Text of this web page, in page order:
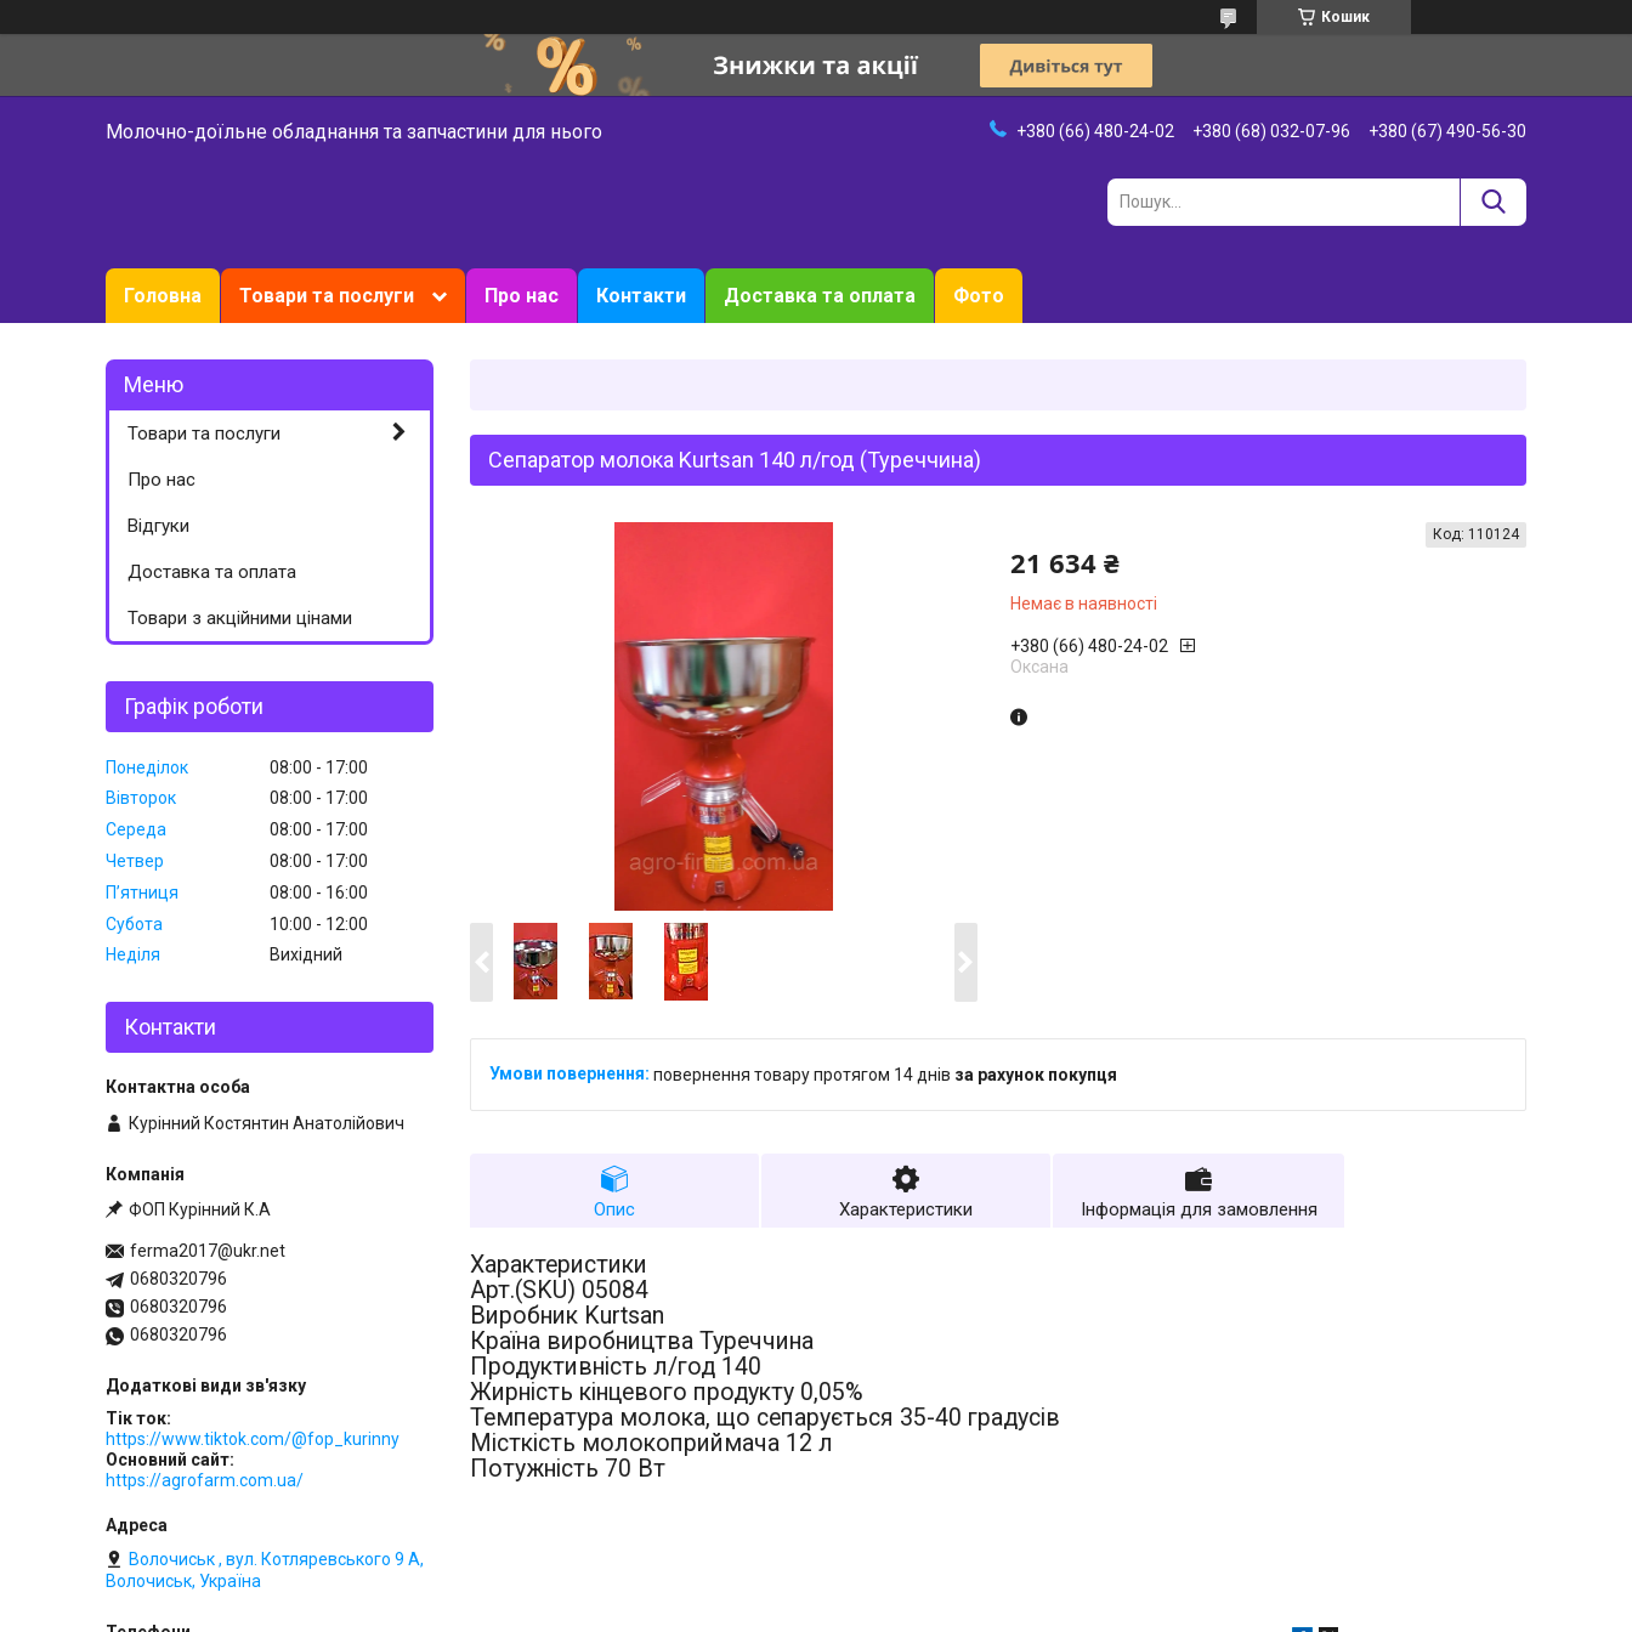
Кошик
Молочно-доїльне обладнання та запчастини для нього +380 (66) 480-24-02 +380 (68) 032-07-96 +380 (67) 490-56-30
Головна Товари та послуги Про нас Контакти Доставка та оплата Фото
Сепаратор молока Kurtsan 140 л/год (Туреччина)
21 634 ₴
Немає в наявності
Код: 110124
+380 (66) 480-24-02
Оксана
повернення товару протягом 14 днів за рахунок покупця
Опис Характеристики Інформація для замовлення
Характеристики
Арт.(SKU) 05084
Виробник Kurtsan
Країна виробництва Туреччина
Продуктивність л/год 140
Жирність кінцевого продукту 0,05%
Температура молока, що сепарується 35-40 градусів
Місткість молокоприймача 12 л
Потужність 70 Вт
Товари та послуги
Про нас
Відгуки
Доставка та оплата
Товари з акційними цінами
Графік роботи
Понеділок 08:00
17:00
Вівторок
08:00
17:00
Середа
08:00
17:00
Четвер
08:00
17:00
Пʼятниця
08:00
16:00
Субота
10:00
12:00
Неділя
Вихідний
Контакти
Курінний Костянтин Анатолійович
ФОП Курінний К.А
ferma2017@ukr.net
0680320796
0680320796
0680320796
Тік ток
https://www.tiktok.com/@fop_kurinny
Основний сайт
https://agrofarm.com.ua/
Волочиськ , вул. Котляревського 9 А,
Волочиськ, Україна